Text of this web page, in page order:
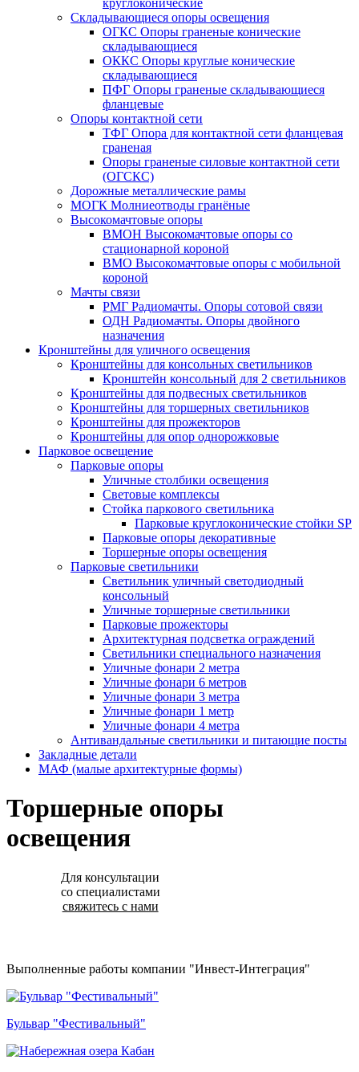
круглоконические
Складывающиеся опоры освещения
ОГКС Опоры граненые конические
складывающиеся
ОККС Опоры круглые конические
складывающиеся
ПФГ Опоры граненые складывающиеся
фланцевые
Опоры контактной сети
ТФГ Опора для контактной сети фланцевая
граненая
Опоры граненые силовые контактной сети
(ОГСКС)
Дорожные металлические рамы
МОГК Молниеотводы гранёные
Высокомачтовые опоры
ВМОН Высокомачтовые опоры со
стационарной короной
ВМО Высокомачтовые опоры с мобильной
короной
Мачты связи
РМГ Радиомачты. Опоры сотовoй связи
ОДН Радиомачты. Опоры двойного
назначения
Кронштейны для уличного освещения
Кронштейны для консольных светильников
Кронштейн консольный для 2 светильников
Кронштейны для подвесных светильников
Кронштейны для торшерных светильников
Кронштейны для прожекторов
Кронштейны для опор однорожковые
Парковое освещение
Парковые опоры
Уличные столбики освещения
Световые комплексы
Стойка паркового светильника
Парковые круглоконические стойки SP
Парковые опоры декоративные
Торшерные опоры освещения
Парковые светильники
Светильник уличный светодиодный
консольный
Уличные торшерные светильники
Парковые прожекторы
Архитектурная подсветка ограждений
Светильники специального назначения
Уличные фонари 2 метра
Уличные фонари 6 метров
Уличные фонари 3 метра
Уличные фонари 1 метр
Уличные фонари 4 метра
Антивандальные светильники и питающие посты
Закладные детали
МАФ (малые архитектурные формы)
Торшерные опоры
освещения
Для консультации
со специалистами
свяжитесь с нами
Выполненные работы компании "Инвест-Интеграция"
Бульвар "Фестивальный"